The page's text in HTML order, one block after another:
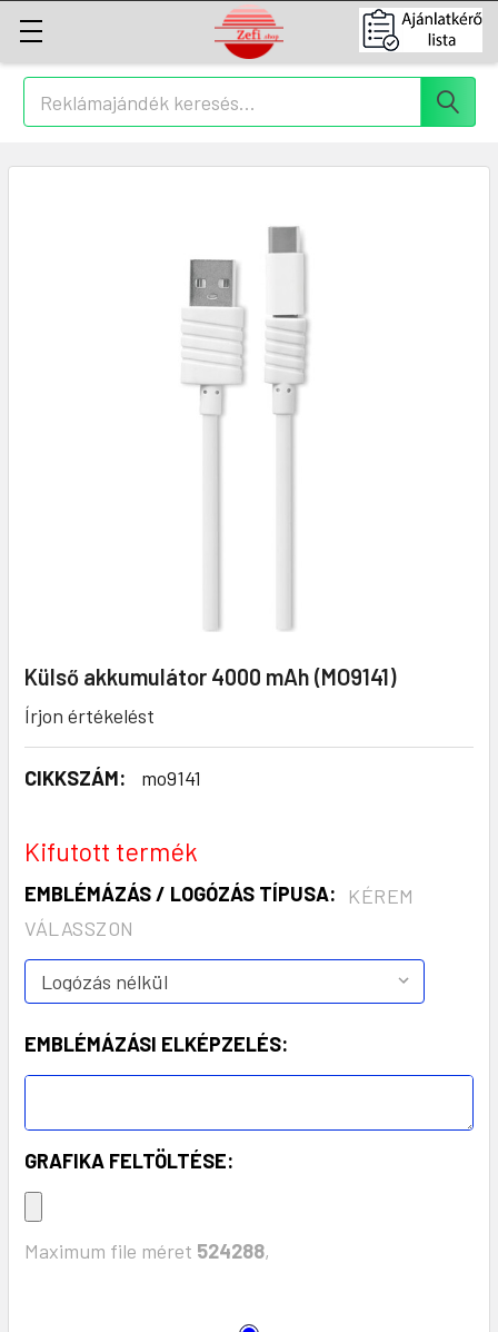
Keresés
Külső akkumulátor 4000 mAh (MO9141)
Írjon értékelést
CIKKSZÁM: mo9141
Kifutott termék
EMBLÉMÁZÁS / LOGÓZÁS TÍPUSA:
KÉREM
VÁLASSZON
EMBLÉMÁZÁSI ELKÉPZELÉS:
GRAFIKA FELTÖLTÉSE:
Maximum file méret 524288,